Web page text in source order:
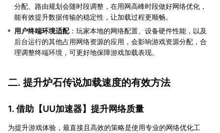
分配、路由规划会随时段调整，在用网高峰时段做好网络优化，
能有效提升数据传输的稳定性，让加载过程更顺畅。
用户终端环境适配：玩家本地的网络配置、设备硬件性能，以及
后台运行的其他占用网络资源的应用，会影响游戏资源分配，合
理调整终端环境，可更好地保障游戏加载表现。
二. 提升炉石传说加载速度的有效方法
1. 借助【UU加速器】提升网络质量
为提升游戏体验，最直接且高效的策略是使用专业的网络优化工